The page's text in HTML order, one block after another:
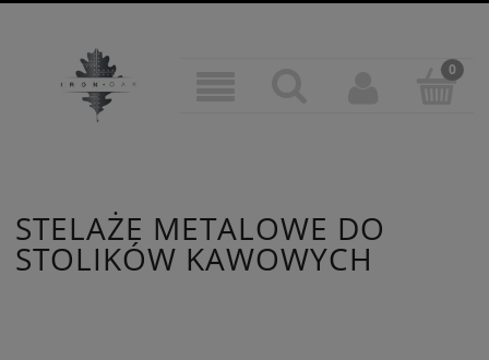
STELAŻE METALOWE DO
STOLIKÓW KAWOWYCH